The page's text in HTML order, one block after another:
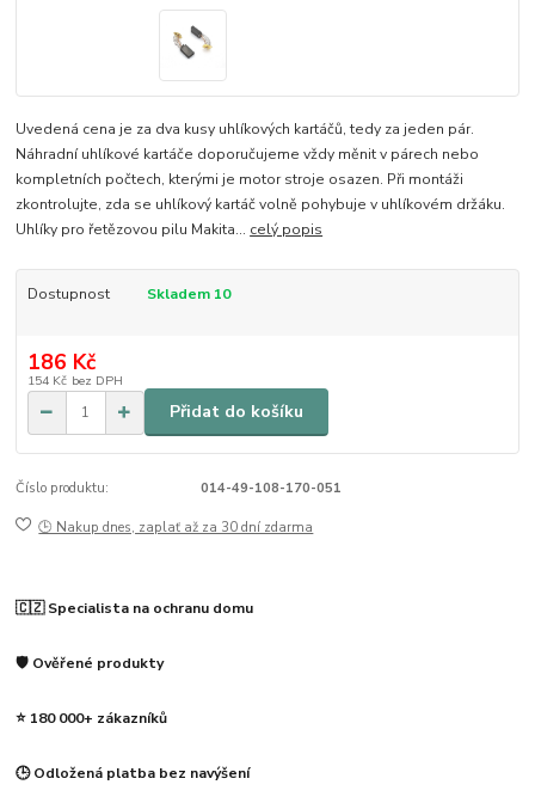
Uvedená cena je za dva kusy uhlíkových kartáčů, tedy za jeden pár.
Náhradní uhlíkové kartáče doporučujeme vždy měnit v párech nebo
kompletních počtech, kterými je motor stroje osazen. Při montáži
zkontrolujte, zda se uhlíkový kartáč volně pohybuje v uhlíkovém držáku.
Uhlíky pro řetězovou pilu Makita... celý popis
Dostupnost Skladem 10
186 Kč
154 Kč bez DPH
Přidat do košíku
Číslo produktu: 014-49-108-170-051
🕒 Nakup dnes, zaplať až za 30 dní zdarma
🇨🇿 Specialista na ochranu domu
🛡️ Ověřené produkty
⭐ 180 000+ zákazníků
🕒 Odložená platba bez navýšení